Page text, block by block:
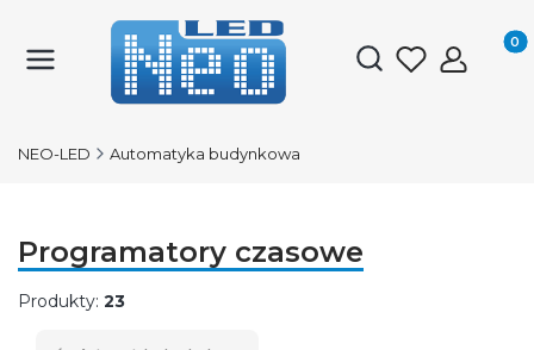
Otwórz
NEO-LED Automatyka budynkowa
Programatory czasowe
Produkty: 23